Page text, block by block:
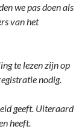
we pas doen als
van het
te lezen zijn op
nodig.
geeft. Uiteraard
heeft.